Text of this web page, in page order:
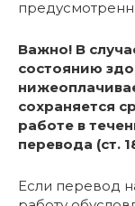
Важно! В
состоянию
сохраняется
работе в
перевода (ст.
Если перевод